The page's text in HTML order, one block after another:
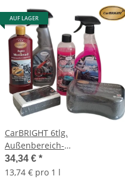
AUF LAGER
CarBRIGHT 6tlg.
Außenbereich-
Pflegeset/Exterior-Set für die
gründliche&professionelle
34,34 € *
13,74 € pro 1 l